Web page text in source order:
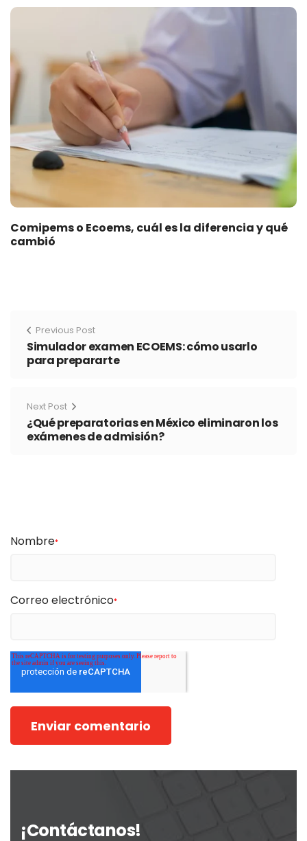
Comipems o Ecoems, cuál es la diferencia y qué
cambió
Previous Post
Simulador examen ECOEMS: cómo usarlo
para prepararte
Next Post
¿Qué preparatorias en México eliminaron los
exámenes de admisión?
Nombre*
Correo electrónico*
¡Contáctanos!